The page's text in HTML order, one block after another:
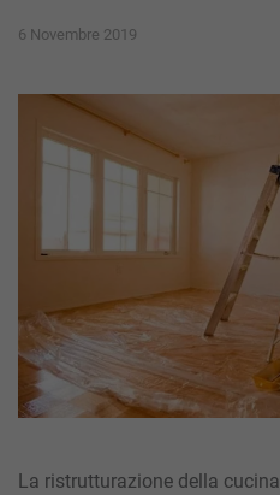
6 Novembre 2019
La ristrutturazione della cucina